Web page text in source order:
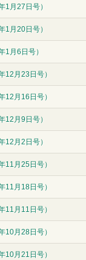
月27日号）
月20日号）
月6日号）
月23日号）
月16日号）
月9日号）
月2日号）
月25日号）
月18日号）
月11日号）
月28日号）
月21日号）